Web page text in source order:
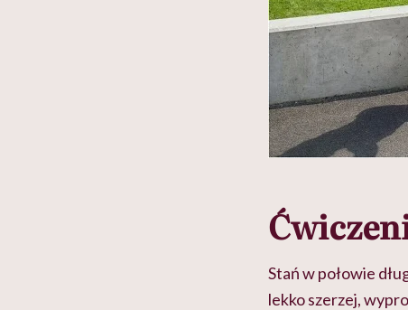
Stań w połowie
lekko szerzej,